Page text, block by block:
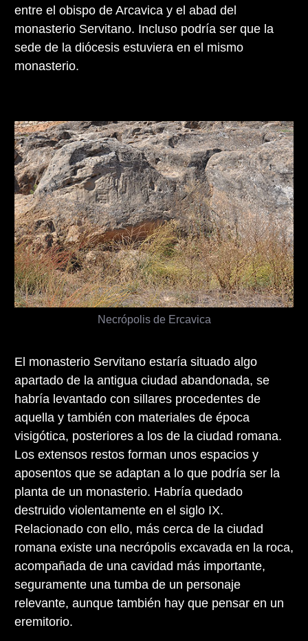
entre el obispo de Arcavica y el abad del
monasterio Servitano. Incluso podría ser que la
sede de la diócesis estuviera en el mismo
monasterio.
El monasterio Servitano estaría situado algo
apartado de la antigua ciudad abandonada, se
habría levantado con sillares procedentes de
aquella y también con materiales de época
visigótica, posteriores a los de la ciudad romana.
Los extensos restos forman unos espacios y
aposentos que se adaptan a lo que podría ser la
planta de un monasterio. Habría quedado
destruido violentamente en el siglo IX.
Relacionado con ello, más cerca de la ciudad
romana existe una necrópolis excavada en la roca,
acompañada de una cavidad más importante,
seguramente una tumba de un personaje
relevante, aunque también hay que pensar en un
eremitorio.
Necrópolis de Ercavica